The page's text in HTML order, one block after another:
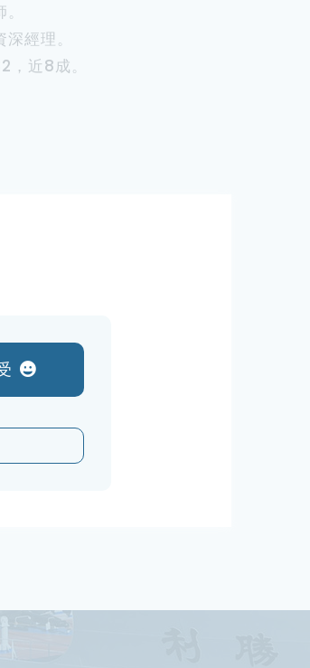
經理。
近8成。
、敬業精神、工作經驗、工作
發展潛力、體能狀況等標準分
薪資波動，增進船隊向心力，
情調升船員薪資。